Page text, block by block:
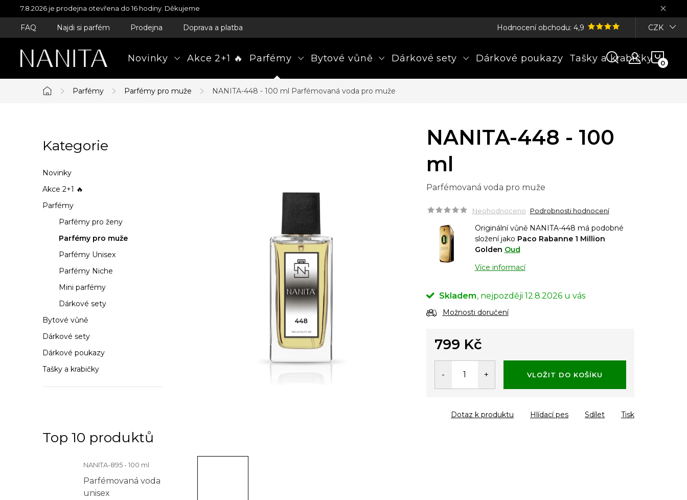
Přejít
na
obsah
7.8.2026 je prodejna otevřena do 16 hodiny. Děkujeme
FAQ Najdi si parfém Prodejna Doprava a platba Hodnocení obchodu: 4,9 CZK
Novinky Akce 2+1 🔥 Parfémy Bytové vůně Dárkové sety Dárkové poukazy Tašky a krabičky
Domů
Parfémy Parfémy pro muže NANITA-448 - 100 ml Parfémovaná voda pro muže
o
s
t
r
p
a
n
e
Přeskočit
kategorie
Kategorie
Novinky
Akce 2+1 🔥
Parfémy
Parfémy pro ženy
Parfémy pro muže
Parfémy Unisex
Parfémy Niche
Mini parfémy
Dárkové sety
Bytové vůně
Dárkové sety
Dárkové poukazy
Tašky a krabičky
Top 10 produktů
NANITA-895 - 100 ml
Parfémovaná voda
unisex
NANITA-448 - 100
ml
Parfémovaná voda pro muže
Neohodnoceno Podrobnosti hodnocení
Originální vůně NANITA-448 má podobné
složení jako Paco Rabanne 1 Million
Golden Oud
Více informací
Skladem 12.8.2026
Možnosti doručení
799 Kč
VLOŽIT DO KOŠÍKU
Tisk
Dotaz k produktu Hlídací pes Sdílet